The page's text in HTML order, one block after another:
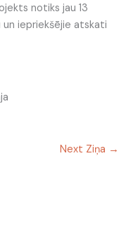
notiks jau 13
un iepriekšējie atskati
Next Ziņa →